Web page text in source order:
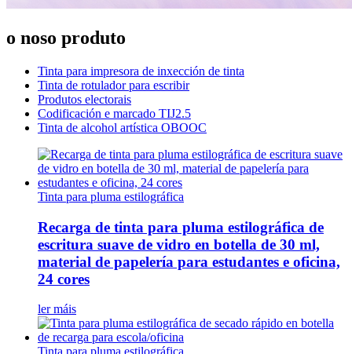
o noso produto
Tinta para impresora de inxección de tinta
Tinta de rotulador para escribir
Produtos electorais
Codificación e marcado TIJ2.5
Tinta de alcohol artística OBOOC
Tinta para pluma estilográfica
Recarga de tinta para pluma estilográfica de
escritura suave de vidro en botella de 30 ml,
material de papelería para estudantes e oficina,
24 cores
ler máis